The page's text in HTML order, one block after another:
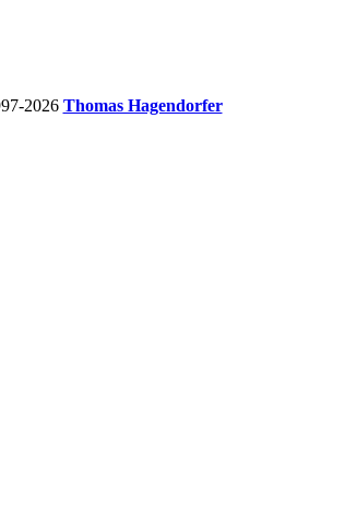
2026 Thomas Hagendorfer